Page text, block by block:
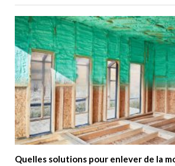
Quelles solutions pour enlever de la